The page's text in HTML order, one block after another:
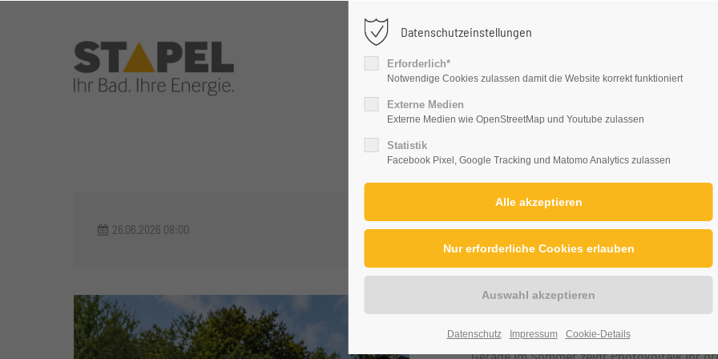
Login
Register|Lost your password?
Support
Lorem ipsum dolor sit amet:
24h
We offer support for our customers
Mon - Fri 8:00am - 5:00pm
(GMT +1)
Get in touch
Cybersteel Inc.
San Francisco, CA 94102
Have any questions?
+44 1234 567 890
Drop us a line
info@yourdomain.com
26.06.2026 08:00
Sonnenstrom nutzen, wenn
Datenschutzeinstellungen
Erforderlich*
Notwendige Cookies zulassen damit die Website korrekt funktioniert
Externe Medien
Externe Medien wie OpenStreetMap und Youtube zulassen
Statistik
Facebook Pixel, Google Tracking und Matomo Analytics zulassen
Datenschutz Impressum Cookie-Details